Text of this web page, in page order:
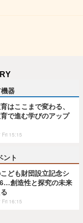
器
はここまで変わる、
で進む学びのアップ
Fri 15:15
ント
こども財団設立記念シ
創造性と探究の未来
Fri 16:15